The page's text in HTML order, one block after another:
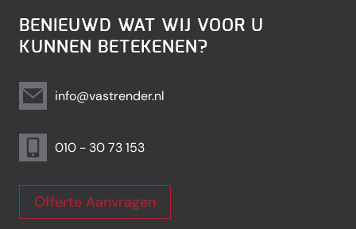
BENIEUWD WAT WIJ VOOR U
KUNNEN BETEKENEN?
info@vastrender.nl
010 - 30 73 153
Offerte Aanvragen